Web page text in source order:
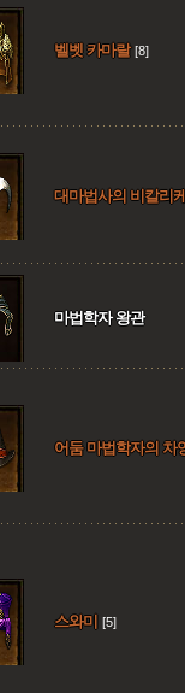
벨벳 카마랄 [8]
대마법사의 비칼리
마법학자 왕관
어둠 마법학자의 차
스와미 [5]